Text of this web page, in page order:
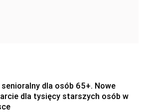
senioralny dla osób 65+. Nowe
dla tysięcy starszych osób w